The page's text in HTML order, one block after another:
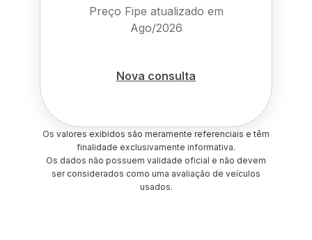
Preço Fipe atualizado em
Ago/2026
Nova consulta
Os valores exibidos são meramente referenciais e têm
finalidade exclusivamente informativa.
Os dados não possuem validade oficial e não devem
ser considerados como uma avaliação de veículos
usados.